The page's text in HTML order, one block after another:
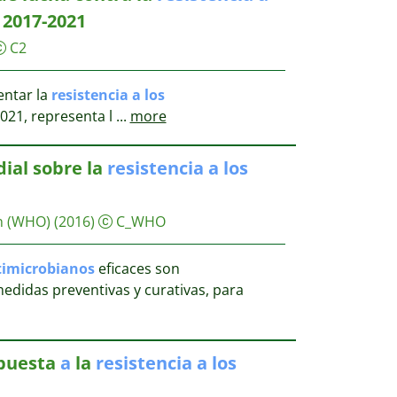
2021
C2
la resistencia a los
representa l ... more
sobre la resistencia a los
(2016) C_WHO
eficaces son
preventivas y curativas, para
a la resistencia a los